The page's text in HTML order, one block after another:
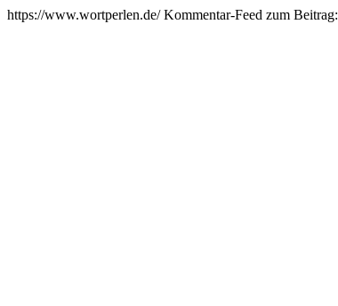
https://www.wortperlen.de/Kommentar-Feed zum Beitrag: